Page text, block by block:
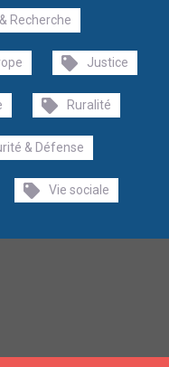
Recherche
Justice
Ruralité
& Défense
Vie sociale